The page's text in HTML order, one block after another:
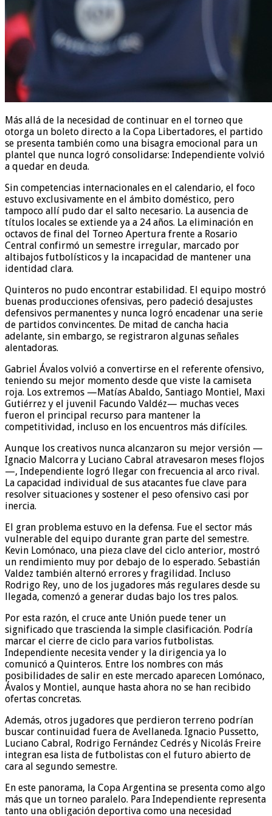
Más allá de la necesidad de continuar en el torneo que
otorga un boleto directo a la Copa Libertadores, el partido
se presenta también como una bisagra emocional para un
plantel que nunca logró consolidarse: Independiente volvió
a quedar en deuda.
Sin competencias internacionales en el calendario, el foco
estuvo exclusivamente en el ámbito doméstico, pero
tampoco allí pudo dar el salto necesario. La ausencia de
títulos locales se extiende ya a 24 años. La eliminación en
octavos de final del Torneo Apertura frente a Rosario
Central confirmó un semestre irregular, marcado por
altibajos futbolísticos y la incapacidad de mantener una
identidad clara.
Quinteros no pudo encontrar estabilidad. El equipo mostró
buenas producciones ofensivas, pero padeció desajustes
defensivos permanentes y nunca logró encadenar una serie
de partidos convincentes. De mitad de cancha hacia
adelante, sin embargo, se registraron algunas señales
alentadoras.
Gabriel Ávalos volvió a convertirse en el referente ofensivo,
teniendo su mejor momento desde que viste la camiseta
roja. Los extremos —Matías Abaldo, Santiago Montiel, Maxi
Gutiérrez y el juvenil Facundo Valdéz— muchas veces
fueron el principal recurso para mantener la
competitividad, incluso en los encuentros más difíciles.
Aunque los creativos nunca alcanzaron su mejor versión —
Ignacio Malcorra y Luciano Cabral atravesaron meses flojos
—, Independiente logró llegar con frecuencia al arco rival.
La capacidad individual de sus atacantes fue clave para
resolver situaciones y sostener el peso ofensivo casi por
inercia.
El gran problema estuvo en la defensa. Fue el sector más
vulnerable del equipo durante gran parte del semestre.
Kevin Lomónaco, una pieza clave del ciclo anterior, mostró
un rendimiento muy por debajo de lo esperado. Sebastián
Valdez también alternó errores y fragilidad. Incluso
Rodrigo Rey, uno de los jugadores más regulares desde su
llegada, comenzó a generar dudas bajo los tres palos.
Por esta razón, el cruce ante Unión puede tener un
significado que trascienda la simple clasificación. Podría
marcar el cierre de ciclo para varios futbolistas.
Independiente necesita vender y la dirigencia ya lo
comunicó a Quinteros. Entre los nombres con más
posibilidades de salir en este mercado aparecen Lomónaco,
Ávalos y Montiel, aunque hasta ahora no se han recibido
ofertas concretas.
Además, otros jugadores que perdieron terreno podrían
buscar continuidad fuera de Avellaneda. Ignacio Pussetto,
Luciano Cabral, Rodrigo Fernández Cedrés y Nicolás Freire
integran esa lista de futbolistas con el futuro abierto de
cara al segundo semestre.
En este panorama, la Copa Argentina se presenta como algo
más que un torneo paralelo. Para Independiente representa
tanto una obligación deportiva como una necesidad